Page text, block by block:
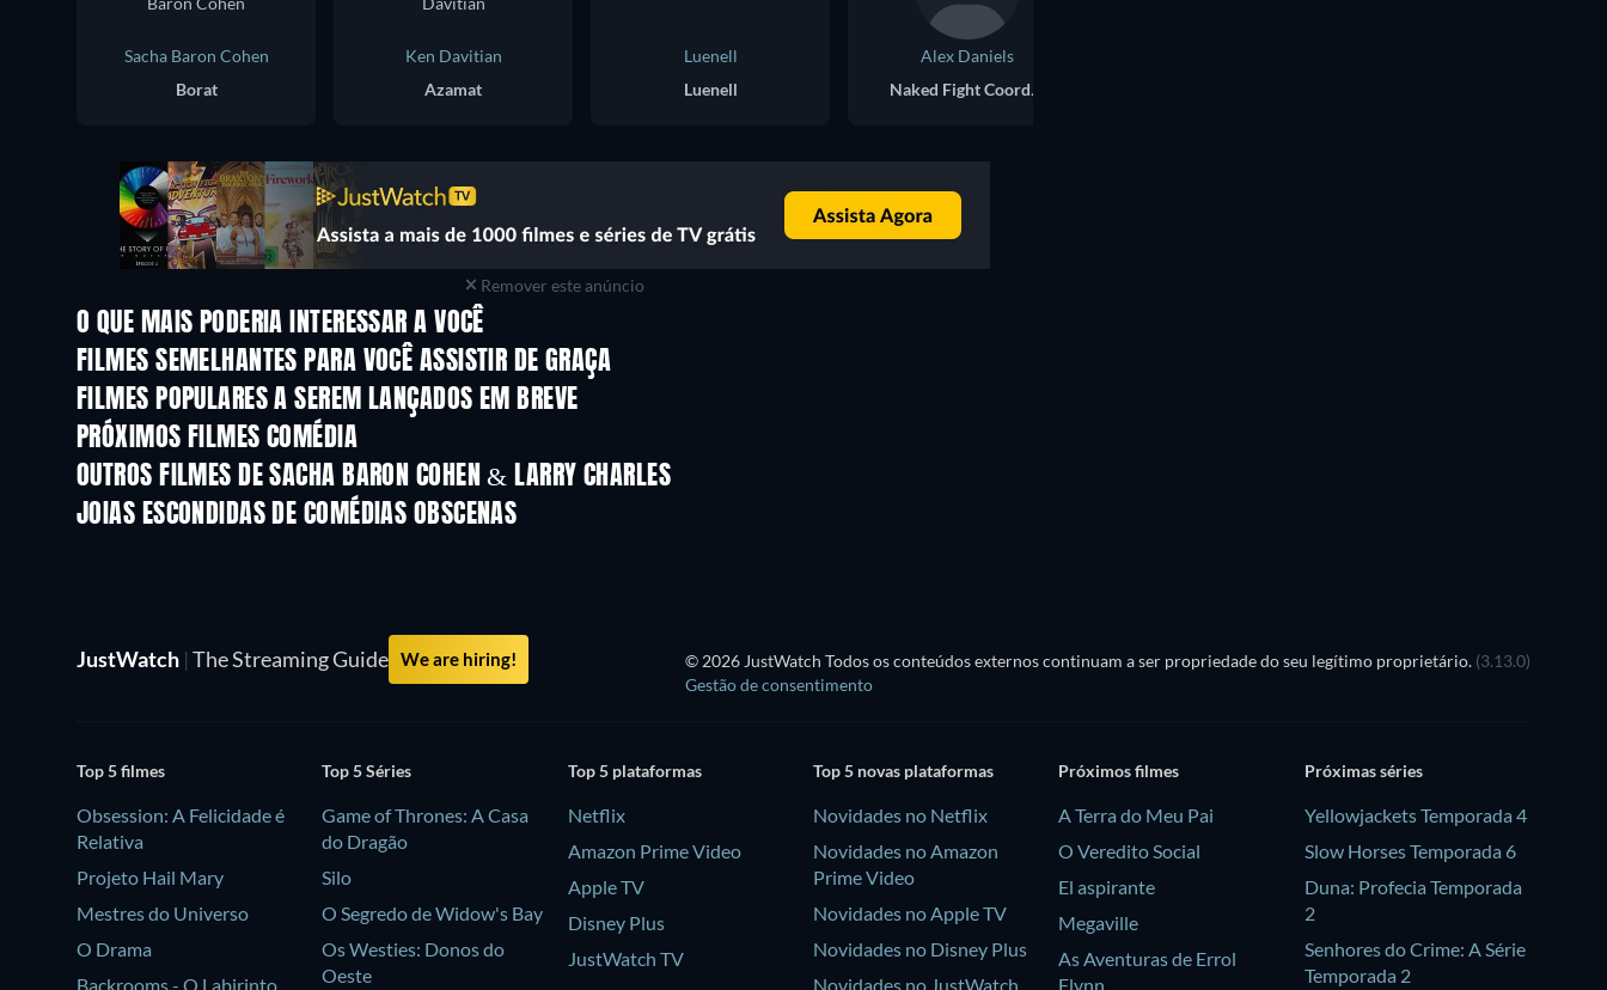
Sacha Baron Cohen
Borat
Ken Davitian
Azamat
Luenell
Luenell
Alex Daniels
Naked Fight Coordinator
Remover este anúncio
O QUE MAIS PODERIA INTERESSAR A VOCÊ
FILMES SEMELHANTES PARA VOCÊ ASSISTIR DE GRAÇA
FILMES POPULARES A SEREM LANÇADOS EM BREVE
PRÓXIMOS FILMES COMÉDIA
OUTROS FILMES DE SACHA BARON COHEN & LARRY CHARLES
JOIAS ESCONDIDAS DE COMÉDIAS OBSCENAS
Série
JustWatch | The Streaming Guide We are hiring! © 2026 JustWatch Todos os conteúdos externos continuam a ser propriedade do seu legítimo proprietário. (3.13.0)
Gestão de consentimento
Top 5 filmes
Obsession: A Felicidade é
Relativa
Projeto Hail Mary
Mestres do Universo
O Drama
Backrooms - O Labirinto
Top 5 Séries
Game of Thrones: A Casa
do Dragão
Silo
O Segredo de Widow's Bay
Os Westies: Donos do
Oeste
Top 5 plataformas
Netflix
Amazon Prime Video
Apple TV
Disney Plus
JustWatch TV
Top 5 novas plataformas
Novidades no Netflix
Novidades no Amazon
Prime Video
Novidades no Apple TV
Novidades no Disney Plus
Novidades no JustWatch
Próximos filmes
A Terra do Meu Pai
O Veredito Social
El aspirante
Megaville
As Aventuras de Errol
Flynn
Próximas séries
Yellowjackets Temporada 4
Slow Horses Temporada 6
Duna: Profecia Temporada
2
Senhores do Crime: A Série
Temporada 2